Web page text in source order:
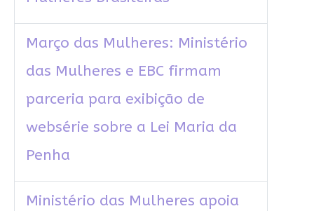
Março das Mulheres: Ministério
das Mulheres e EBC firmam
parceria para exibição de
websérie sobre a Lei Maria da
Penha
Ministério das Mulheres apoia